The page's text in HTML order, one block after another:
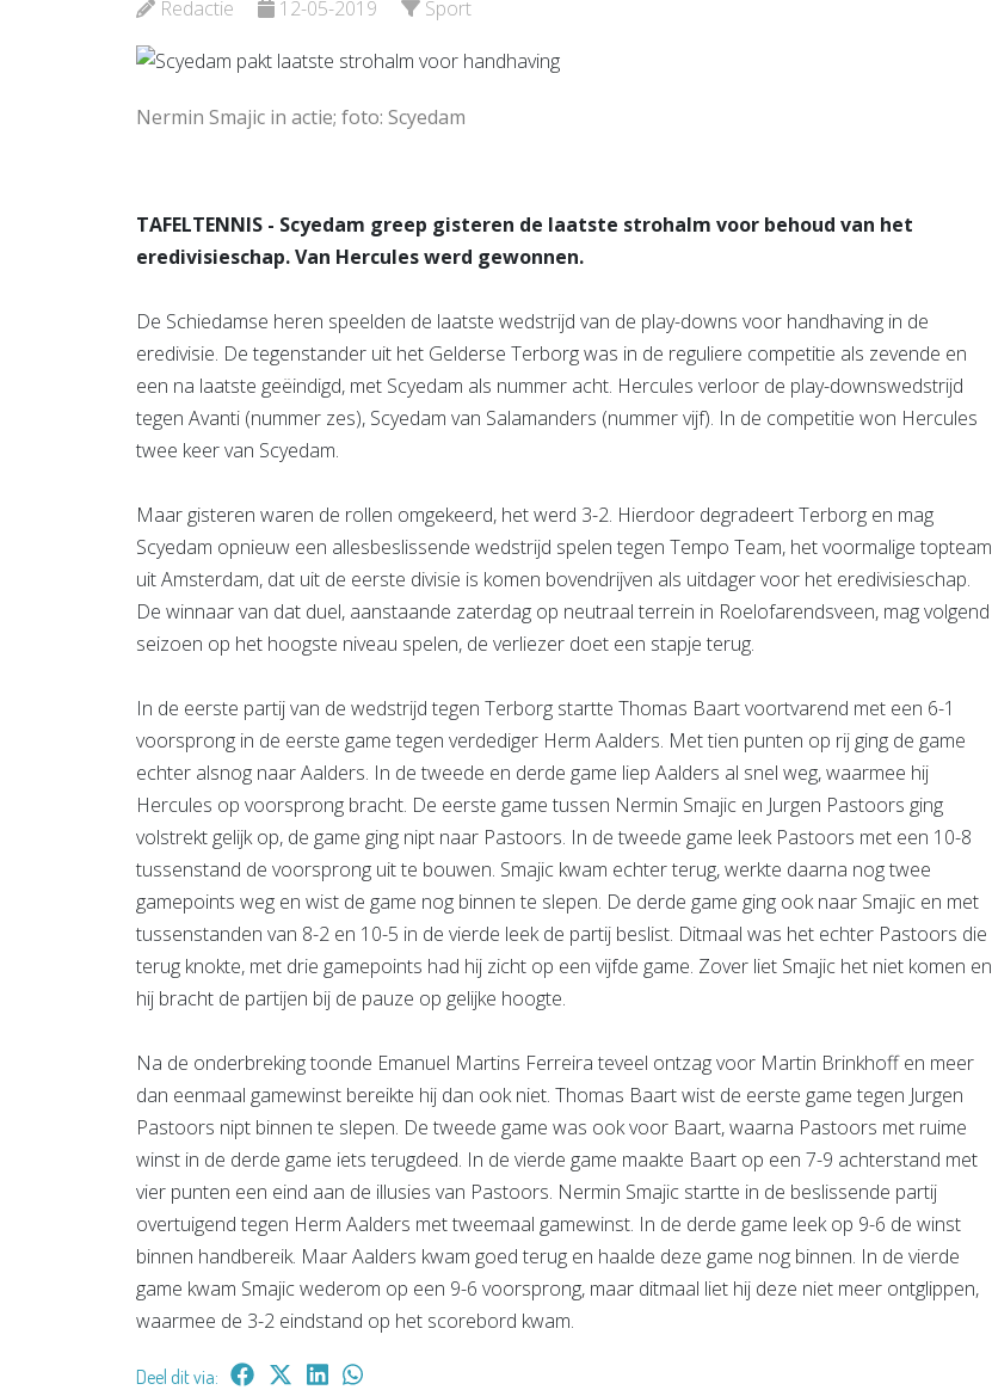
Redactie 12-05-2019 Sport
Nermin Smajic in actie; foto: Scyedam
TAFELTENNIS - Scyedam greep gisteren de laatste strohalm voor behoud van het
eredivisieschap. Van Hercules werd gewonnen.
De Schiedamse heren speelden de laatste wedstrijd van de play-downs voor handhaving in de
eredivisie. De tegenstander uit het Gelderse Terborg was in de reguliere competitie als zevende en
een na laatste geëindigd, met Scyedam als nummer acht. Hercules verloor de play-downswedstrijd
tegen Avanti (nummer zes), Scyedam van Salamanders (nummer vijf). In de competitie won Hercules
twee keer van Scyedam.
Maar gisteren waren de rollen omgekeerd, het werd 3-2. Hierdoor degradeert Terborg en mag
Scyedam opnieuw een allesbeslissende wedstrijd spelen tegen Tempo Team, het voormalige topteam
uit Amsterdam, dat uit de eerste divisie is komen bovendrijven als uitdager voor het eredivisieschap.
De winnaar van dat duel, aanstaande zaterdag op neutraal terrein in Roelofarendsveen, mag volgend
seizoen op het hoogste niveau spelen, de verliezer doet een stapje terug.
In de eerste partij van de wedstrijd tegen Terborg startte Thomas Baart voortvarend met een 6-1
voorsprong in de eerste game tegen verdediger Herm Aalders. Met tien punten op rij ging de game
echter alsnog naar Aalders. In de tweede en derde game liep Aalders al snel weg, waarmee hij
Hercules op voorsprong bracht. De eerste game tussen Nermin Smajic en Jurgen Pastoors ging
volstrekt gelijk op, de game ging nipt naar Pastoors. In de tweede game leek Pastoors met een 10-8
tussenstand de voorsprong uit te bouwen. Smajic kwam echter terug, werkte daarna nog twee
gamepoints weg en wist de game nog binnen te slepen. De derde game ging ook naar Smajic en met
tussenstanden van 8-2 en 10-5 in de vierde leek de partij beslist. Ditmaal was het echter Pastoors die
terug knokte, met drie gamepoints had hij zicht op een vijfde game. Zover liet Smajic het niet komen en
hij bracht de partijen bij de pauze op gelijke hoogte.
Na de onderbreking toonde Emanuel Martins Ferreira teveel ontzag voor Martin Brinkhoff en meer
dan eenmaal gamewinst bereikte hij dan ook niet. Thomas Baart wist de eerste game tegen Jurgen
Pastoors nipt binnen te slepen. De tweede game was ook voor Baart, waarna Pastoors met ruime
winst in de derde game iets terugdeed. In de vierde game maakte Baart op een 7-9 achterstand met
vier punten een eind aan de illusies van Pastoors. Nermin Smajic startte in de beslissende partij
overtuigend tegen Herm Aalders met tweemaal gamewinst. In de derde game leek op 9-6 de winst
binnen handbereik. Maar Aalders kwam goed terug en haalde deze game nog binnen. In de vierde
game kwam Smajic wederom op een 9-6 voorsprong, maar ditmaal liet hij deze niet meer ontglippen,
waarmee de 3-2 eindstand op het scorebord kwam.
Deel dit via:
Bekijk de pagina